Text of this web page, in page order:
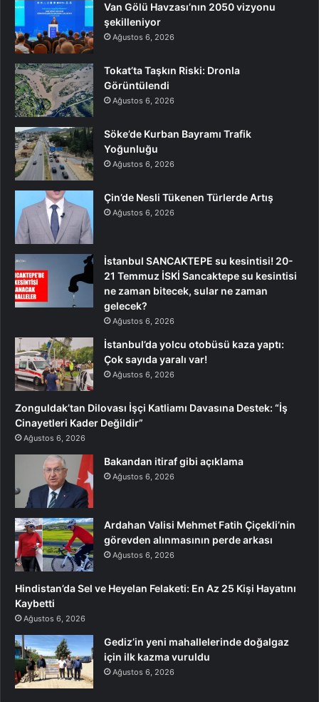
Van Gölü Havzası’nın 2050 vizyonu
şekilleniyor
Ağustos 6, 2026
Tokat’ta Taşkın Riski: Dronla
Görüntülendi
Ağustos 6, 2026
Söke’de Kurban Bayramı Trafik
Yoğunluğu
Ağustos 6, 2026
Çin’de Nesli Tükenen Türlerde Artış
Ağustos 6, 2026
İstanbul SANCAKTEPE su kesintisi! 20-
21 Temmuz İSKİ Sancaktepe su kesintisi
ne zaman bitecek, sular ne zaman
gelecek?
Ağustos 6, 2026
İstanbul’da yolcu otobüsü kaza yaptı:
Çok sayıda yaralı var!
Ağustos 6, 2026
Zonguldak’tan Dilovası İşçi Katliamı Davasına Destek: “İş
Cinayetleri Kader Değildir”
Ağustos 6, 2026
Bakandan itiraf gibi açıklama
Ağustos 6, 2026
Ardahan Valisi Mehmet Fatih Çiçekli’nin
görevden alınmasının perde arkası
Ağustos 6, 2026
Hindistan’da Sel ve Heyelan Felaketi: En Az 25 Kişi Hayatını
Kaybetti
Ağustos 6, 2026
Gediz’in yeni mahallelerinde doğalgaz
için ilk kazma vuruldu
Ağustos 6, 2026